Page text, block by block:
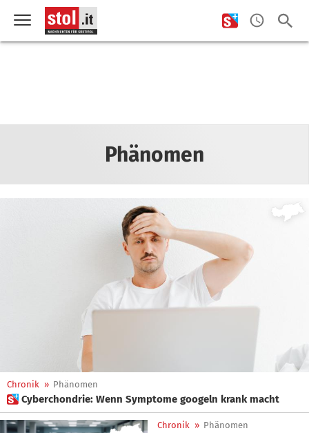
Phänomen
Chronik » Phänomen
 Cyberchondrie: Wenn Symptome googeln krank macht
Chronik » Phänomen